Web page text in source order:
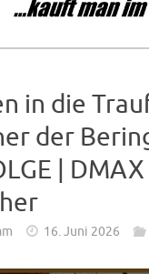
in die
der
| DMAX
16. Juni 2026